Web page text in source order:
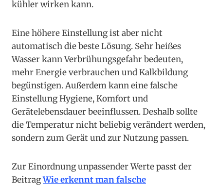
kühler wirken kann.
Eine höhere Einstellung ist aber nicht
automatisch die beste Lösung. Sehr heißes
Wasser kann Verbrühungsgefahr bedeuten,
mehr Energie verbrauchen und Kalkbildung
begünstigen. Außerdem kann eine falsche
Einstellung Hygiene, Komfort und
Gerätelebensdauer beeinflussen. Deshalb sollte
die Temperatur nicht beliebig verändert werden,
sondern zum Gerät und zur Nutzung passen.
Zur Einordnung unpassender Werte passt der
BeitragWie erkennt man falsche